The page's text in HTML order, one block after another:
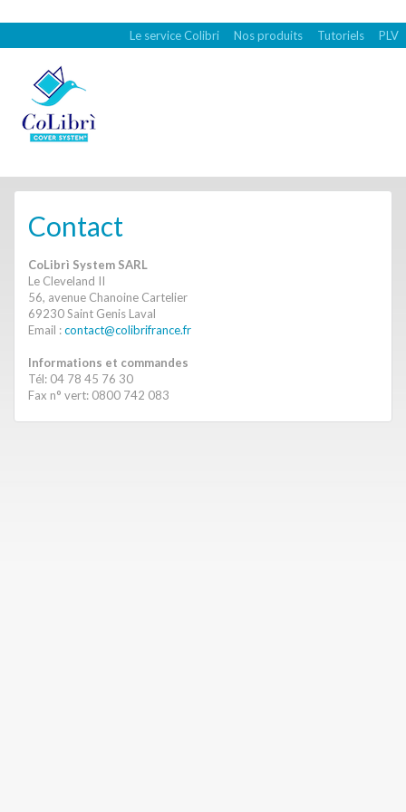
Le service Colibri Nos produits Tutoriels PLV
Contact
CoLibrì System SARL
Le Cleveland II
56, avenue Chanoine Cartelier
69230 Saint Genis Laval
Email :contact@colibrifrance.fr
Informations et commandes
Tél: 04 78 45 76 30
Fax n° vert: 0800 742 083